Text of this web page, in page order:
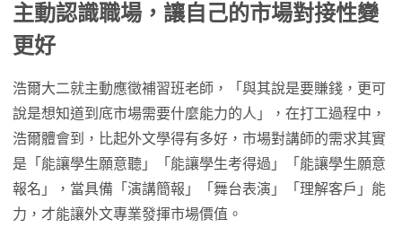
主動認識職場，讓自己的市場對接性變
更好
浩爾大二就主動應徵補習班老師，「與其說是要賺錢，更可
說是想知道到底市場需要什麼能力的人」，在打工過程中，
浩爾體會到，比起外文學得有多好，市場對講師的需求其實
是「能讓學生願意聽」「能讓學生考得過」「能讓學生願意
報名」，當具備「演講簡報」「舞台表演」「理解客戶」能
力，才能讓外文專業發揮市場價值。